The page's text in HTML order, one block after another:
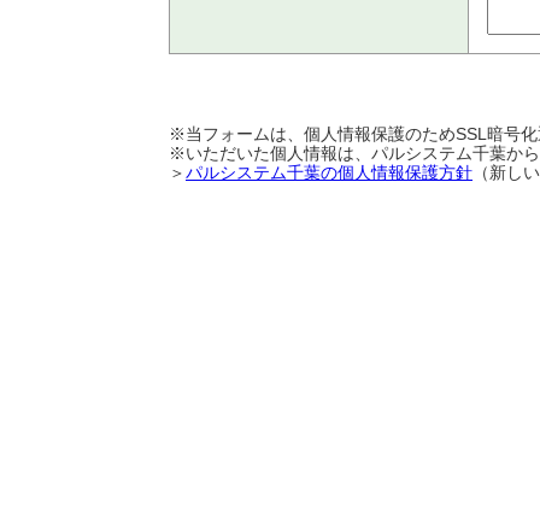
※当フォームは、個人情報保護のためSSL暗号
※いただいた個人情報は、パルシステム千葉か
＞パルシステム千葉の個人情報保護方針 （新し